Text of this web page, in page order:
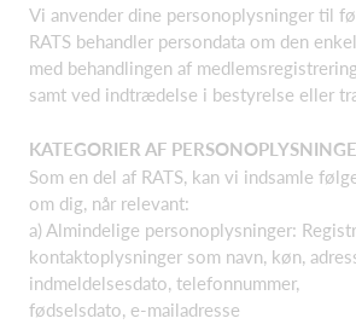
Vi anvender dine personoplysninger til
RATS behandler persondata om den
med behandlingen af
samt ved indtrædelse i bestyrelse eller
KATEGORIER AF
Som en del af RATS, kan vi indsamle
om dig, når relevant:
a) Almindelige personoplysninger:
kontaktoplysninger som navn, køn,
indmeldelsesdato, telefonnummer,
fødselsdato, e-mailadresse